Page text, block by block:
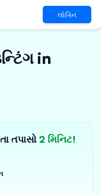
લોગિન
in
તપાસો 2 મિનિટ!